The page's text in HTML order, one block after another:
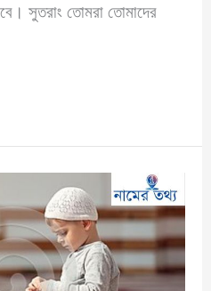
সুতরাং তোমরা তোমাদের